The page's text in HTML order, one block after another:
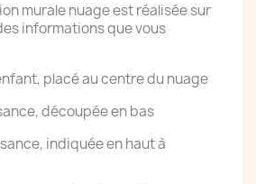
murale nuage est réalisée sur
informations que vous
placé au centre du nuage
découpée en bas
indiquée en haut à